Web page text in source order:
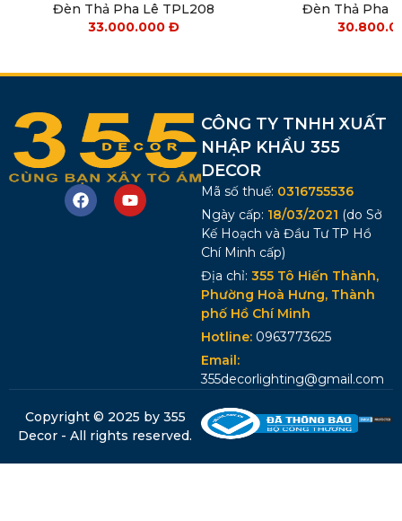
Đèn Thả Pha Lê TPL208
33.000.000Đ
Đèn Thả Pha
CÔNG TY TNHH XUẤT
NHẬP KHẨU 355
DECOR
Mã số thuế: 0316755536
Ngày cấp: 18/03/2021 (do Sở
Kế Hoạch và Đầu Tư TP Hồ
Chí Minh cấp)
Địa chỉ: 355 Tô Hiến Thành,
Phường Hoà Hưng, Thành
phố Hồ Chí Minh
Hotline: 0963773625
Email:
355decorlighting@gmail.com
Copyright © 2025 by 355
Decor - All rights reserved.